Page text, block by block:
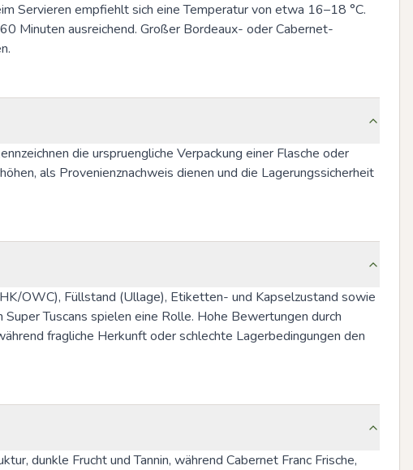
Servieren empfiehlt sich eine Temperatur von etwa 16–18 °C.
Minuten ausreichend. Großer Bordeaux- oder Cabernet-
die urspruengliche Verpackung einer Flasche oder
als Provenienznachweis dienen und die Lagerungssicherheit
OWC), Füllstand (Ullage), Etiketten- und Kapselzustand sowie
Tuscans spielen eine Rolle. Hohe Bewertungen durch
fragliche Herkunft oder schlechte Lagerbedingungen den
dunkle Frucht und Tannin, während Cabernet Franc Frische,